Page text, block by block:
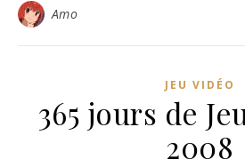
Amo
JEU VIDÉO
365 jours de
2008